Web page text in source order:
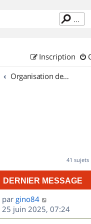
Inscription
Organisation de sorties en région Aquitaine
41 sujets
DERNIER MESSAGE
D
e
r
par gino84
25 juin 2025, 07:24